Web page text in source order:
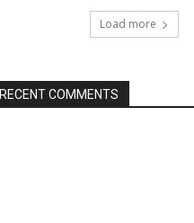
Load more
RECENT COMMENTS